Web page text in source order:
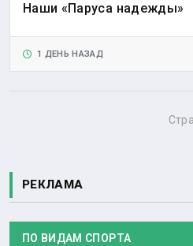
Наши «Паруса надежды»
1 ДЕНЬ НАЗАД
РЕКЛАМА
ПО ВИДАМ СПОРТА